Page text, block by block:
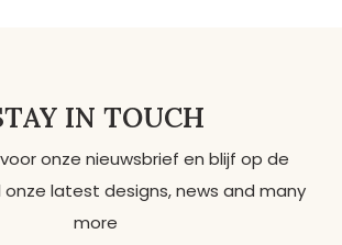
IN TOUCH
onze nieuwsbrief en blijf op de
latest designs, news and many
more